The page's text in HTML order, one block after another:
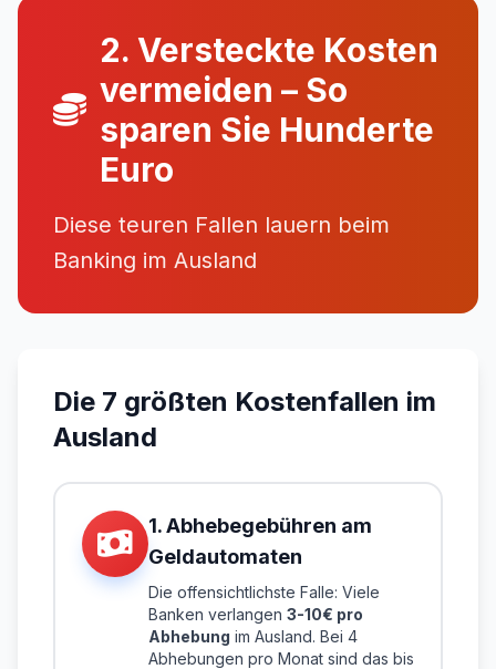
2. Versteckte Kosten
vermeiden – So
sparen Sie Hunderte
Euro
Diese teuren Fallen lauern beim
Banking im Ausland
Die 7 größten Kostenfallen im
Ausland
1. Abhebegebühren am
Geldautomaten
Die offensichtlichste Falle: Viele
Banken verlangen 3-10€ pro
Abhebung im Ausland. Bei 4
Abhebungen pro Monat sind das bis